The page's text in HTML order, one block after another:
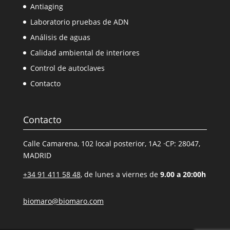
Antiaging
Laboratorio pruebas de ADN
Análisis de aguas
Calidad ambiental de interiores
Control de autoclaves
Contacto
Contacto
Calle Camarena, 102 local posterior, 1A2 ·CP: 28047,
MADRID
+34 91 411 58 48, de lunes a viernes de 9.00 a 20:00h
biomaro@biomaro.com